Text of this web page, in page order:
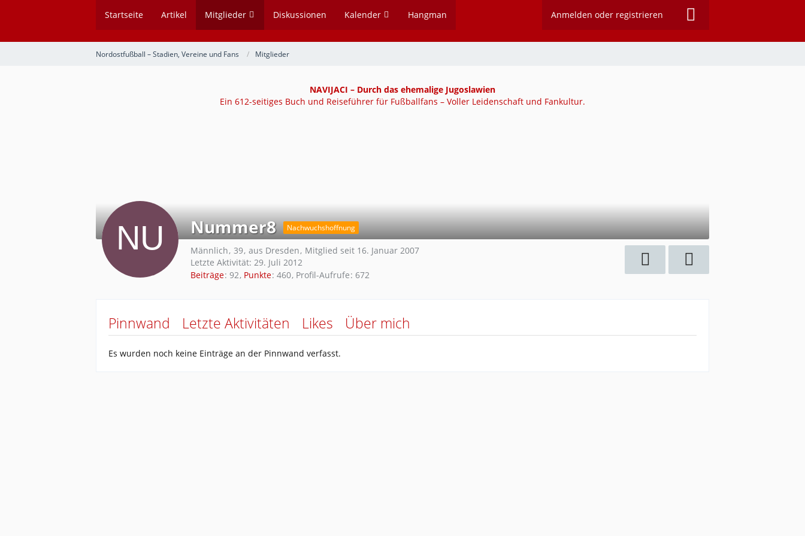
Startseite Artikel Mitglieder Diskussionen Kalender Hangman Anmelden oder registrieren
Nordostfußball – Stadien, Vereine und Fans Mitglieder
NAVIJACI – Durch das ehemalige Jugoslawien
Ein 612-seitiges Buch und Reiseführer für Fußballfans – Voller Leidenschaft und Fankultur.
Nummer8 Nachwuchshoffnung
Männlich 39 aus Dresden Mitglied seit 16. Januar 2007
Letzte Aktivität: 29. Juli 2012
Beiträge 92 Punkte 460 Profil-Aufrufe 672
Pinnwand Letzte Aktivitäten Likes Über mich
Es wurden noch keine Einträge an der Pinnwand verfasst.